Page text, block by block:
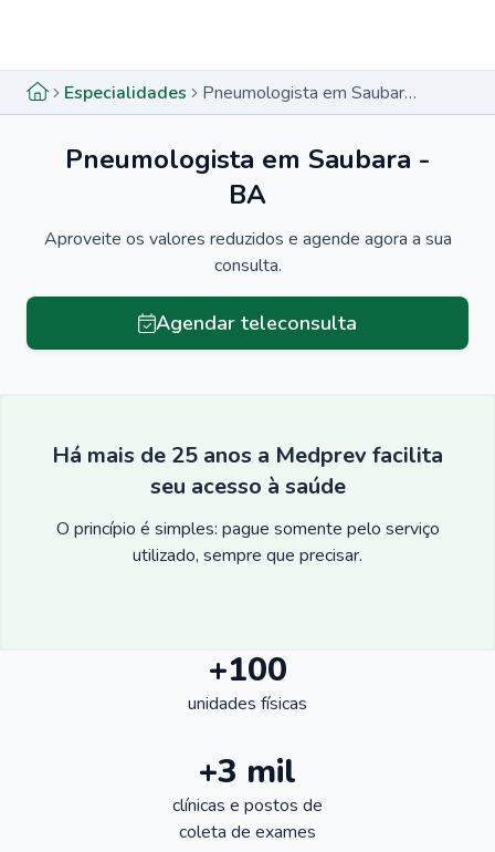
Especialidades Pneumologista em Saubara - BA
Pneumologista em Saubara -
BA
Aproveite os valores reduzidos e agende agora a sua
consulta.
Agendar teleconsulta
Há mais de 25 anos a Medprev facilita
seu acesso à saúde
O princípio é simples: pague somente pelo serviço
utilizado, sempre que precisar.
+100
unidades físicas
+3 mil
clínicas e postos de
coleta de exames